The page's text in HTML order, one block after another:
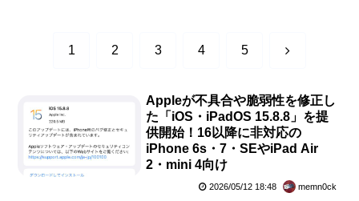
1 2 3 4 5 次
Appleが不具合や脆弱性を修正し
た「iOS・iPadOS 15.8.8」を提
供開始！16以降に非対応の
iPhone 6s・7・SEやiPad Air
2・mini 4向け
2026/05/12 18:48 memn0ck